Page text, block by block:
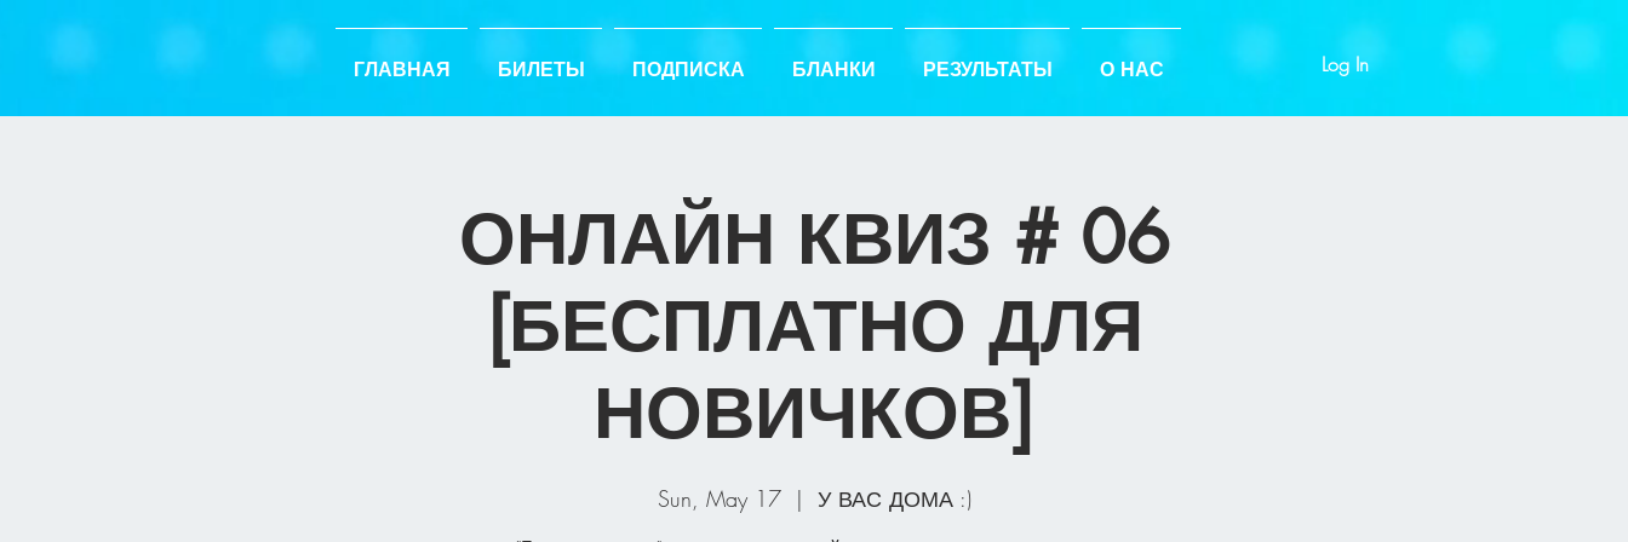
ГЛАВНАЯ БИЛЕТЫ ПОДПИСКА БЛАНКИ РЕЗУЛЬТАТЫ О НАС Log In
ОНЛАЙН КВИЗ # 06
[БЕСПЛАТНО ДЛЯ
НОВИЧКОВ]
Sun, May 17
  |
У ВАС ДОМА :)